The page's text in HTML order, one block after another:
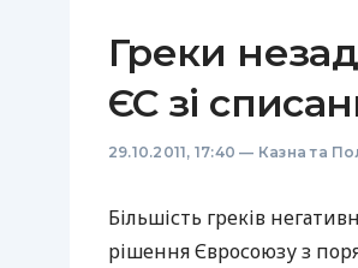
Греки
ЄС зі
29.10.2011, 17:40 — Казна та
Більшість греків
рішення Євросоюзу з